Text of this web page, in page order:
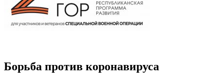
Борьба против коронавируса